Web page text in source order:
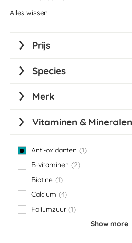
Alles wissen
Prijs
Species
Merk
Vitaminen & Mineralen
Anti-oxidanten 1
item
B-vitaminen
2
items
Biotine 1
item
Calcium
4
items
Foliumzuur 1
item
Show more